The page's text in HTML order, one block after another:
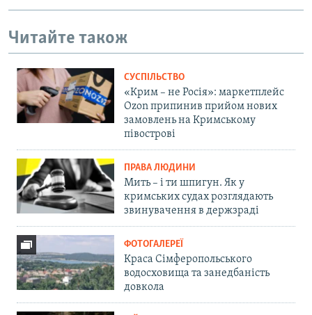
Читайте також
СУСПІЛЬСТВО
«Крим – не Росія»: маркетплейс
Ozon припинив прийом нових
замовлень на Кримському
півострові
ПРАВА ЛЮДИНИ
Мить – і ти шпигун. Як у
кримських судах розглядають
звинувачення в держзраді
ФОТОГАЛЕРЕЇ
Краса Сімферопольського
водосховища та занедбаність
довкола